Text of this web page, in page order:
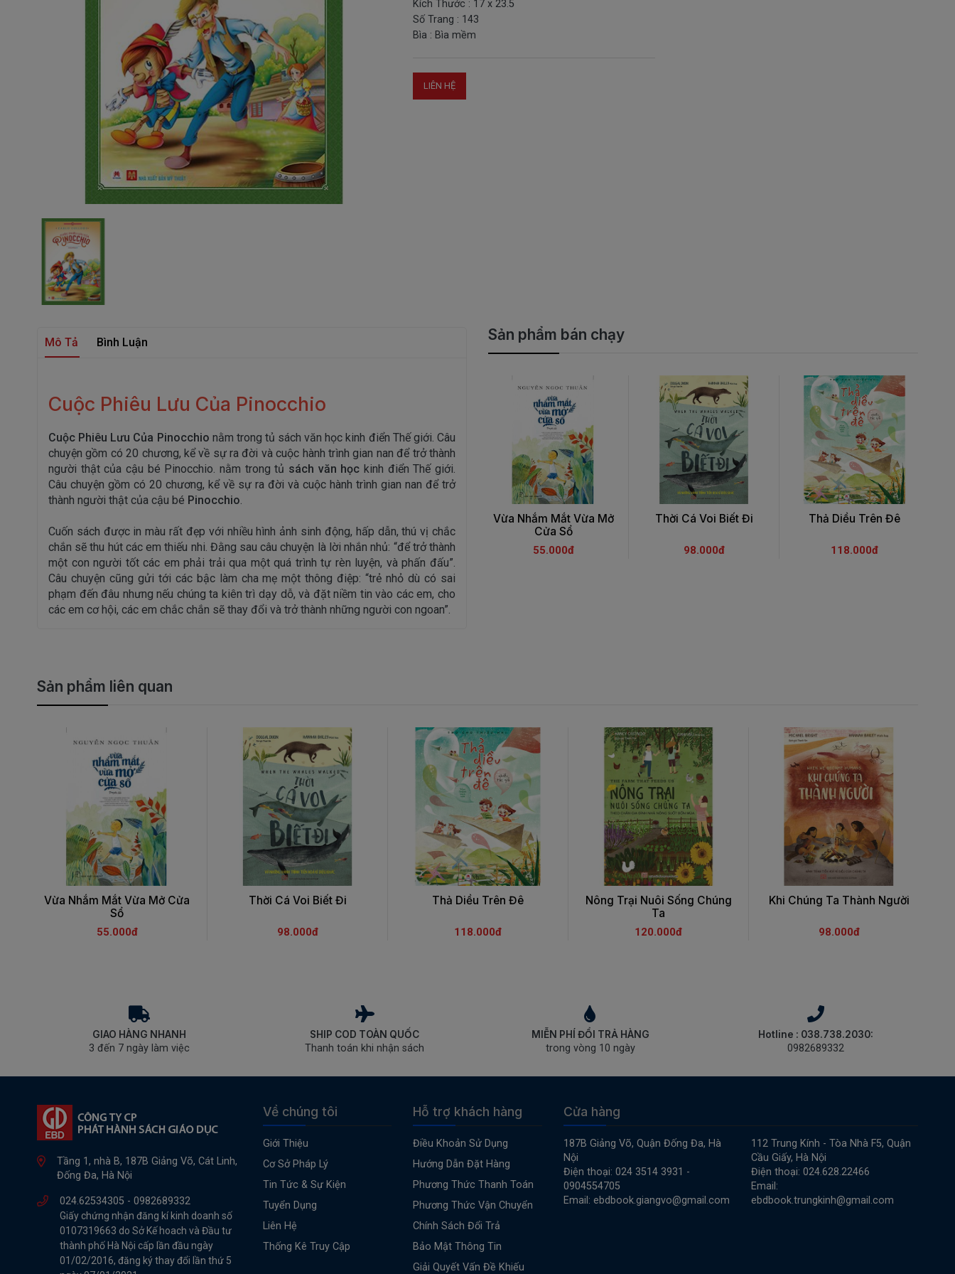
Kích Thước : 17 x 23.5
Số Trang : 143
Bìa : Bìa mềm
LIÊN HỆ
Mô Tả Bình Luận
Cuộc Phiêu Lưu Của Pinocchio
Cuộc Phiêu Lưu Của Pinocchio nằm trong tủ sách văn học kinh điển Thế giới. Câu
chuyện gồm có 20 chương, kể về sự ra đời và cuộc hành trình gian nan để trở thành
người thật của cậu bé Pinocchio. nằm trong tủ sách văn học kinh điển Thế giới.
Câu chuyện gồm có 20 chương, kể về sự ra đời và cuộc hành trình gian nan để trở
thành người thật của cậu bé Pinocchio.
Cuốn sách được in màu rất đẹp với nhiều hình ảnh sinh động, hấp dẫn, thú vị chắc
chắn sẽ thu hút các em thiếu nhi. Đằng sau câu chuyện là lời nhắn nhủ: “để trở thành
một con người tốt các em phải trải qua một quá trình tự rèn luyện, và phấn đấu”.
Câu chuyện cũng gửi tới các bậc làm cha mẹ một thông điệp: “trẻ nhỏ dù có sai
phạm đến đâu nhưng nếu chúng ta kiên trì dạy dỗ, và đặt niềm tin vào các em, cho
các em cơ hội, các em chắc chắn sẽ thay đổi và trở thành những người con ngoan”.
Sản phẩm bán chạy
Vừa Nhắm Mắt Vừa Mở
Cửa Sổ
55.000đ
Thời Cá Voi Biết Đi
98.000đ
Thả Diều Trên Đê
118.000đ
Sản phẩm liên quan
Vừa Nhắm Mắt Vừa Mở Cửa
Sổ
55.000đ
Thời Cá Voi Biết Đi
98.000đ
Thả Diều Trên Đê
118.000đ
Nông Trại Nuôi Sống Chúng
Ta
120.000đ
Khi Chúng Ta Thành Người
98.000đ
GIAO HÀNG NHANH
3 đến 7 ngày làm việc
SHIP COD TOÀN QUỐC
Thanh toán khi nhận sách
MIỄN PHÍ ĐỔI TRẢ HÀNG
trong vòng 10 ngày
Hotline : 038.738.2030:
0982689332
Tầng 1, nhà B, 187B Giảng Võ, Cát Linh,
Đống Đa, Hà Nội
024.62534305 - 0982689332
Giấy chứng nhận đăng kí kinh doanh số
0107319663 do Sở Kế hoach và Đầu tư
thành phố Hà Nội cấp lần đầu ngày
01/02/2016, đăng ký thay đổi lần thứ 5
Về chúng tôi
Giới Thiệu
Cơ Sở Pháp Lý
Tin Tức & Sự Kiện
Tuyển Dụng
Liên Hệ
Thống Kê Truy Cập
Hỗ trợ khách hàng
Điều Khoản Sử Dụng
Hướng Dẫn Đặt Hàng
Phương Thức Thanh Toán
Phương Thức Vận Chuyển
Chính Sách Đổi Trả
Bảo Mật Thông Tin
Giải Quyết Vấn Đề Khiếu
Cửa hàng
187B Giảng Võ, Quận Đống Đa, Hà
Nội
Điện thoại: 024 3514 3931 -
0904554705
Email: ebdbook.giangvo@gmail.com
112 Trung Kính - Tòa Nhà F5, Quận
Cầu Giấy, Hà Nội
Điện thoại: 024.628.22466
Email:
ebdbook.trungkinh@gmail.com